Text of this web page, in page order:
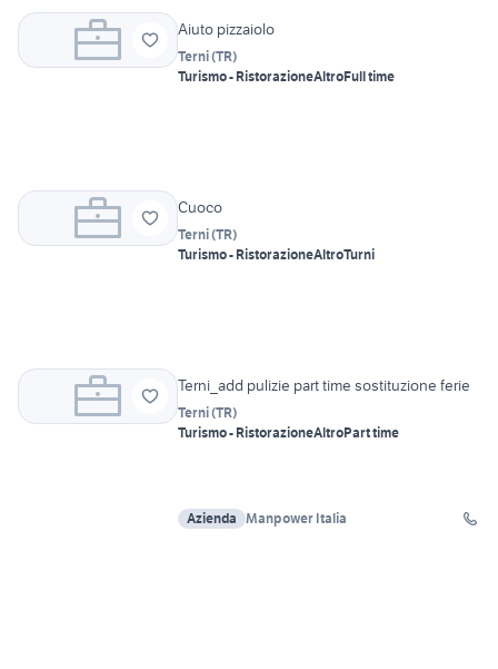
Aiuto pizzaiolo
Terni(TR)
Turismo - RistorazioneAltroFull time
Cuoco
Terni(TR)
Turismo - RistorazioneAltroTurni
Terni_add pulizie part time sostituzione ferie
Terni(TR)
Turismo - RistorazioneAltroPart time
Azienda Manpower Italia